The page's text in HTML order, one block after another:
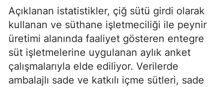
Açıklanan istatistikler, çiğ sütü girdi olarak
kullanan ve süthane işletmeciliği ile peynir
üretimi alanında faaliyet gösteren entegre
süt işletmelerine uygulanan aylık anket
çalışmalarıyla elde ediliyor. Verilerde
ambalajlı sade ve katkılı içme sütleri, sade